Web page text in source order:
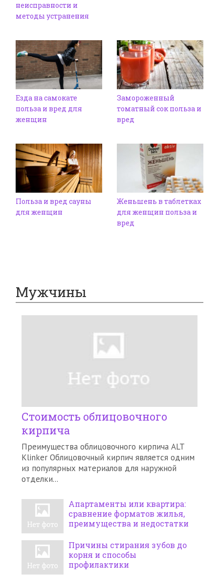
неисправности и
методы устранения
Езда на самокате
польза и вред для
женщин
Замороженный
томатный сок польза и
вред
Польза и вред сауны
для женщин
Женьшень в таблетках
для женщин польза и
вред
Мужчины
Стоимость облицовочного
кирпича
Преимущества облицовочного кирпича ALT
Klinker Облицовочный кирпич является одним
из популярных материалов для наружной
отделки...
Апартаменты или квартира:
сравнение форматов жилья,
преимущества и недостатки
Причины стирания зубов до
корня и способы
профилактики